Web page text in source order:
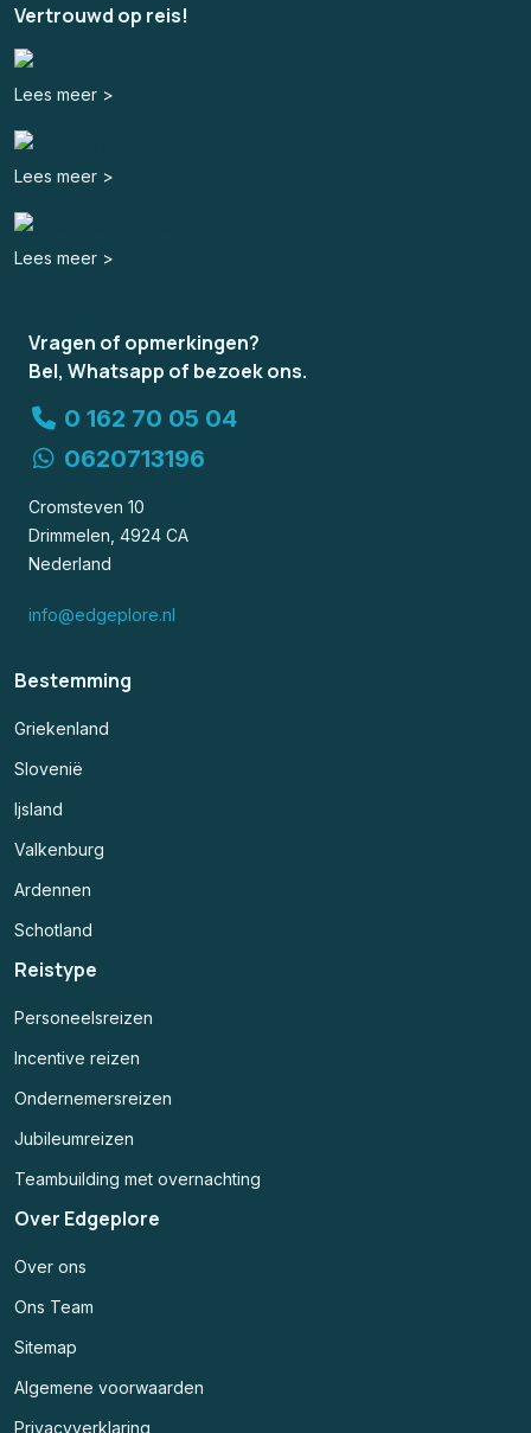
Vertrouwd op reis!
Lees meer >
Lees meer >
Lees meer >
Vragen of opmerkingen?
Bel, Whatsapp of bezoek ons.
0 162 70 05 04
0620713196
Cromsteven 10
Drimmelen, 4924 CA
Nederland
info@edgeplore.nl
Bestemming
Griekenland
Slovenië
Ijsland
Valkenburg
Ardennen
Schotland
Reistype
Personeelsreizen
Incentive reizen
Ondernemersreizen
Jubileumreizen
Teambuilding met overnachting
Over Edgeplore
Over ons
Ons Team
Sitemap
Algemene voorwaarden
Privacyverklaring